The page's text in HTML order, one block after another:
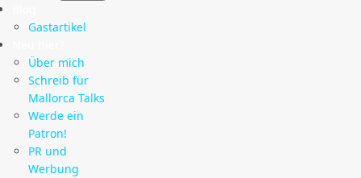
Gastartikel
Über mich
Schreib für
Mallorca Talks
Werde ein
Patron!
PR und
Werbung